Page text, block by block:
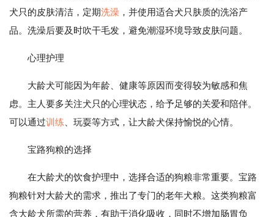
犬只的皮肤清洁，定期洗澡 ，并使用适合犬只肤质的洗浴产
品。洗澡后要及时吹干毛发，避免潮湿环境导致皮肤问题。
心理护理
大龄犬可能因为年龄、健康等原因而变得较为敏感和焦
虑。主人要多关注犬只的心理状态，给予足够的关爱和陪伴。
可以通过训练 、玩耍等方式，让大龄犬保持愉悦的心情。
宝路狗粮的选择
在大龄犬的饮食护理中，选择合适的狗粮非常重要。宝路
狗粮针对大龄犬的需求，推出了专门的老年犬粮。这类狗粮富
含大龄犬所需的营养，有助于消化吸收，同时不增加肠胃负